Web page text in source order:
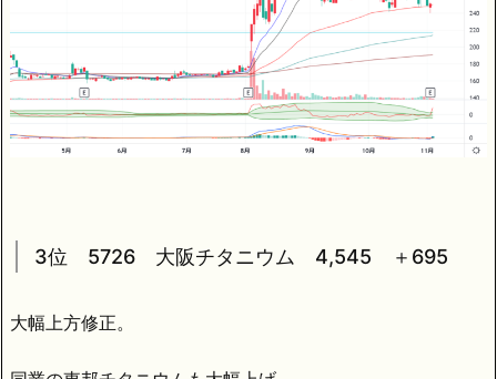
3位 5726 大阪チタニウム 4,545 ＋695
大幅上方修正。